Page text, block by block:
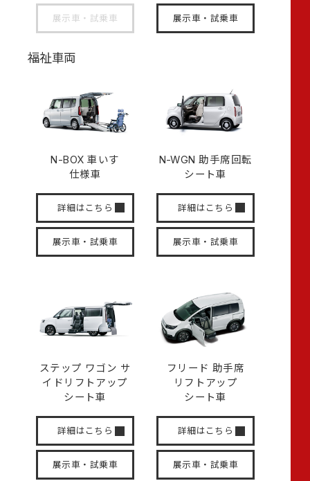
展示車・試乗車 展示車・試乗車
福祉車両
N-BOX車いす
仕様車
詳細はこちら
展示車・試乗車
N-WGN 助手席回転
シート車
詳細はこちら
展示車・試乗車
ステップ ワゴン サ
イド リフトアップ
シート車
詳細はこちら
展示車・試乗車
フリード 助手席
リフトアップ
シート車
詳細はこちら
展示車・試乗車